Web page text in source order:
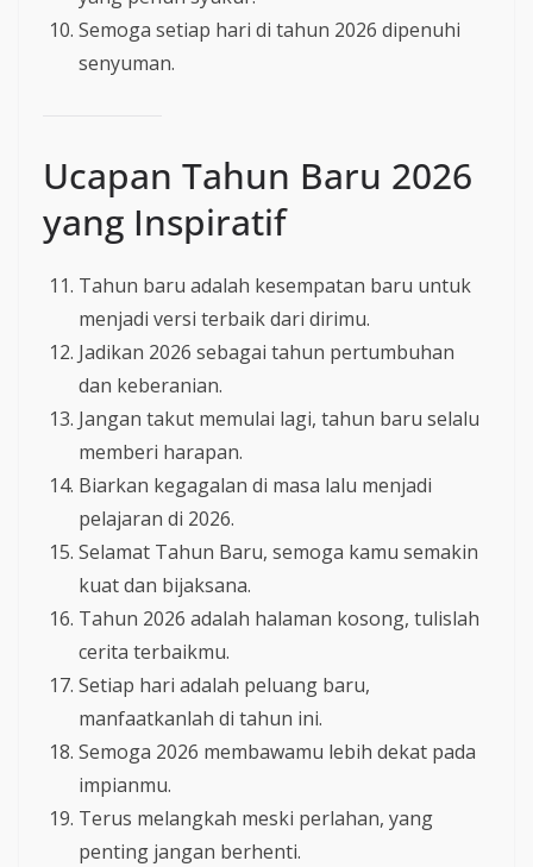
Semoga setiap hari di tahun 2026 dipenuhi
senyuman.
Ucapan Tahun Baru 2026
yang Inspiratif
Tahun baru adalah kesempatan baru untuk
menjadi versi terbaik dari dirimu.
Jadikan 2026 sebagai tahun pertumbuhan
dan keberanian.
Jangan takut memulai lagi, tahun baru selalu
memberi harapan.
Biarkan kegagalan di masa lalu menjadi
pelajaran di 2026.
Selamat Tahun Baru, semoga kamu semakin
kuat dan bijaksana.
Tahun 2026 adalah halaman kosong, tulislah
cerita terbaikmu.
Setiap hari adalah peluang baru,
manfaatkanlah di tahun ini.
Semoga 2026 membawamu lebih dekat pada
impianmu.
Terus melangkah meski perlahan, yang
penting jangan berhenti.